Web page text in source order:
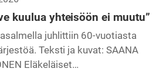
kuulua yhteisöön ei muutu”
juhlittiin 60-vuotiasta
Teksti ja kuvat: SAANA
Eläkeläiset…